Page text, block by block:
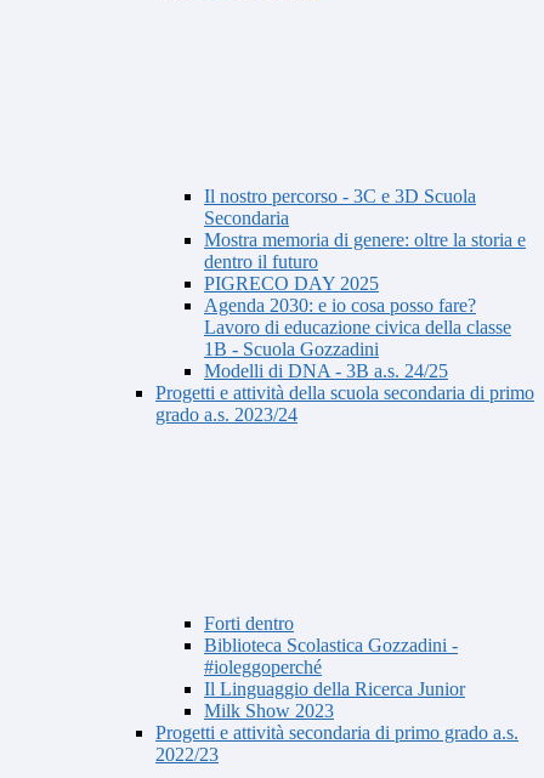
Il nostro percorso - 3C e 3D Scuola
Secondaria
Mostra memoria di genere: oltre la storia e
dentro il futuro
PIGRECO DAY 2025
Agenda 2030: e io cosa posso fare?
Lavoro di educazione civica della classe
1B - Scuola Gozzadini
Modelli di DNA - 3B a.s. 24/25
Progetti e attività della scuola secondaria di primo
grado a.s. 2023/24
Forti dentro
Biblioteca Scolastica Gozzadini -
#ioleggoperché
Il Linguaggio della Ricerca Junior
Milk Show 2023
Progetti e attività secondaria di primo grado a.s.
2022/23